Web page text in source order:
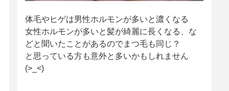
体毛やヒゲは男性ホルモンが多いと濃くなる
女性ホルモンが多いと髪が綺麗に長くなる、な
どと聞いたことがあるのでまつ毛も同じ？
と思っている方も意外と多いかもしれません
(>_<)